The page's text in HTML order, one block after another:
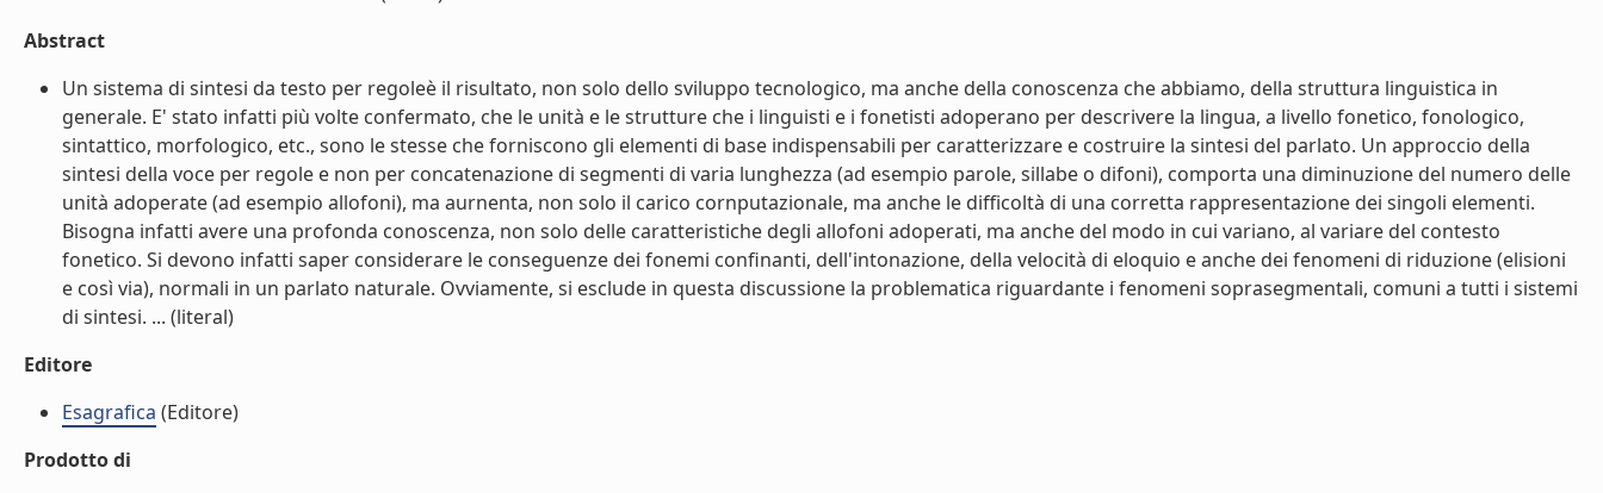
Abstract
Un sistema di sintesi da testo per regoleè il risultato, non solo dello sviluppo tecnologico, ma anche della conoscenza che abbiamo, della struttura linguistica in
generale. E' stato infatti più volte confermato, che le unità e le strutture che i linguisti e i fonetisti adoperano per descrivere la lingua, a livello fonetico, fonologico,
sintattico, morfologico, etc., sono le stesse che forniscono gli elementi di base indispensabili per caratterizzare e costruire la sintesi del parlato. Un approccio della
sintesi della voce per regole e non per concatenazione di segmenti di varia lunghezza (ad esempio parole, sillabe o difoni), comporta una diminuzione del numero delle
unità adoperate (ad esempio allofoni), ma aurnenta, non solo il carico cornputazionale, ma anche le difficoltà di una corretta rappresentazione dei singoli elementi.
Bisogna infatti avere una profonda conoscenza, non solo delle caratteristiche degli allofoni adoperati, ma anche del modo in cui variano, al variare del contesto
fonetico. Si devono infatti saper considerare le conseguenze dei fonemi confinanti, dell'intonazione, della velocità di eloquio e anche dei fenomeni di riduzione (elisioni
e così via), normali in un parlato naturale. Ovviamente, si esclude in questa discussione la problematica riguardante i fenomeni soprasegmentali, comuni a tutti i sistemi
di sintesi. ... (literal)
Editore
Esagrafica (Editore)
Prodotto di